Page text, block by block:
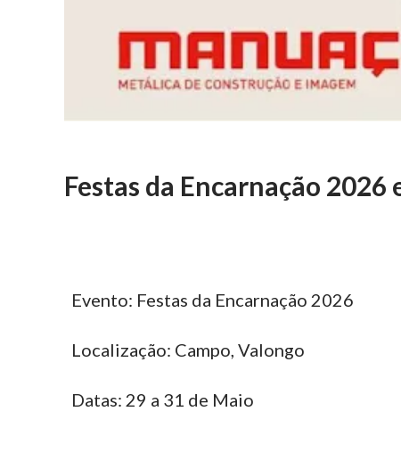
Festas da Encarnação 2026
Evento: Festas da Encarnação 2026
Localização: Campo, Valongo
Datas: 29 a 31 de Maio